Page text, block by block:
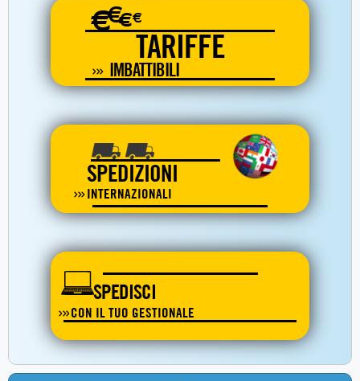
€€€€
TARIFFE
IMBATTIBILI
SPEDIZIONI
INTERNAZIONALI
SPEDISCI
CON IL TUO GESTIONALE